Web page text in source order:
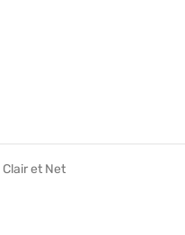
Clair et Net